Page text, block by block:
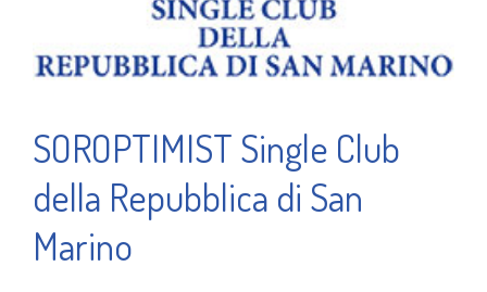
SOROPTIMIST Single Club
della Repubblica di San
Marino